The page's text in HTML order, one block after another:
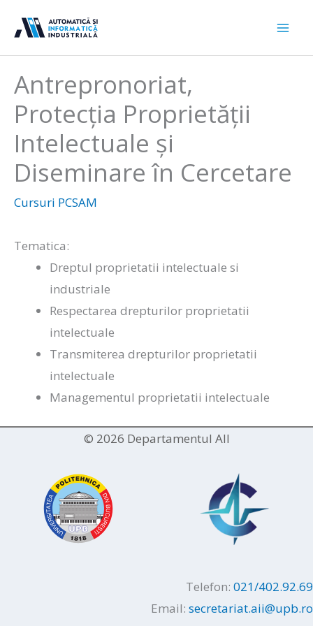
conținut
Antrepronoriat,
Protecția Proprietății
Intelectuale și
Diseminare în Cercetare
Cursuri PCSAM
Tematica:
Dreptul proprietatii intelectuale si
industriale
Respectarea drepturilor proprietatii
intelectuale
Transmiterea drepturilor proprietatii
intelectuale
Managementul proprietatii intelectuale
© 2026 Departamentul AII
Telefon: 021/402.92.69
Email: secretariat.aii@upb.ro